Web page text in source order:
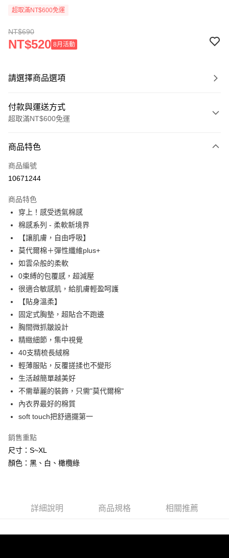
超取滿NT$600免運
NT$690
NT$520 8月活動
請選擇商品選項
付款與運送方式
超取滿NT$600免運
信用卡一次付款
信用卡分期付款
合作金庫商業銀行
華南商業銀行
上海商業儲蓄銀行
國泰世華商業銀行
臺灣中小企業銀行
匯豐（台灣）商業銀行
聯邦商業銀行
元大商業銀行
玉山商業銀行
台新國際商業銀行
台灣樂天信用卡公司
6 期 0 利率 每期
華南商業銀行
上海商業儲蓄銀行
國泰世華商業銀行
臺灣中小企業銀行
匯豐（台灣）商業銀行
聯邦商業銀行
元大商業銀行
玉山商業銀行
台新國際商業銀行
台灣樂天信用卡公司
超商取貨付款
LINE Pay
Apple Pay
街口支付
悠遊付
AFTEE先享後付
相關說明
【關於「AFTEE先享後付」】
AFTEE先享後付是「在收到商品之後才付款」的支付方式。 讓您購物簡單
１．簡單：不需註冊會員、不需綁卡、不需儲值。
２．便利：只要手機號碼，簡訊認證，即可結帳。
３．安心：先確認商品／服務後，再付款。
【「AFTEE先享後付」結帳流程】
１．於結帳方式選擇「AFTEE先享後付」後，將跳轉至「AFTEE先享後付」
２．訂單成立數日內，您將收到繳費通知簡訊。
３．收到繳費通知簡訊後14天內，點擊此簡訊中的連結，可透過四大超商／
ATM／網路銀行／等多元方式進行付款，方視為交易完成。
※ 請注意：結帳手續完成當下不需立刻繳費，但若您需要取消訂單，請聯絡
客戶支援中心」https://netprotections.freshdesk.com/support/home
１．透過由恩沛科技股份有限公司提供之「AFTEE先享後付」服務完成之交
ATM付款
運送方式
全家付款取貨
每筆NT$80，滿NT$600(含以上)免運費
每筆NT$80，滿NT$800(含以上)免運費
黑貓宅配
商品特色
商品編號
10671244
商品特色
穿上！感受透氣棉感
棉感系列 - 柔軟新境界
【讓肌膚，自由呼吸】
莫代爾棉＋彈性纖維plus+
如雲朵般的柔軟
0束縛的包覆感，超減壓
很適合敏感肌，給肌膚輕盈呵護
【貼身溫柔】
固定式胸墊，超貼合不跑邊
胸間微抓皺設計
精緻細節，集中視覺
40支精梳長絨棉
輕薄服貼，反覆搓揉也不變形
生活越簡單越美好
不需華麗的裝飾，只需"莫代爾棉"
內衣界最好的棉質
soft touch把舒適擺第一
銷售重點
尺寸：S~XL
顏色：黑、白、橄欖綠
詳細說明 商品規格 相關推薦